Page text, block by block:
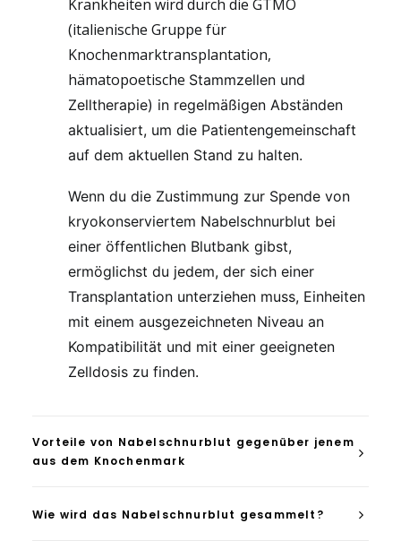
Krankheiten wird durch die GTMO
(italienische Gruppe für
Knochenmarktransplantation,
hämatopoetische Stammzellen und
Zelltherapie) in regelmäßigen Abständen
aktualisiert, um die Patientengemeinschaft
auf dem aktuellen Stand zu halten.
Wenn du die Zustimmung zur Spende von
kryokonserviertem Nabelschnurblut bei
einer öffentlichen Blutbank gibst,
ermöglichst du jedem, der sich einer
Transplantation unterziehen muss, Einheiten
mit einem ausgezeichneten Niveau an
Kompatibilität und mit einer geeigneten
Zelldosis zu finden.
Vorteile von Nabelschnurblut gegenüber jenem
aus dem Knochenmark
Wie wird das Nabelschnurblut gesammelt?